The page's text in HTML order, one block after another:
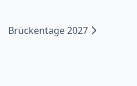
Brückentage 2027